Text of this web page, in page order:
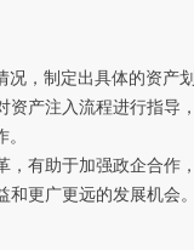
况，制定出具体的资产
资产注入流程进行指
，有助于加强政企合作
更广更远的发展机会。